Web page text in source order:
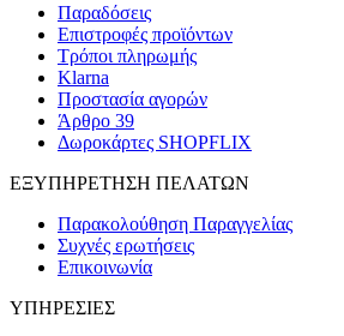
Παραδόσεις
Επιστροφές προϊόντων
Τρόποι πληρωμής
Klarna
Προστασία αγορών
Άρθρο 39
Δωροκάρτες SHOPFLIX
ΕΞΥΠΗΡΕΤΗΣΗ ΠΕΛΑΤΩΝ
Παρακολούθηση Παραγγελίας
Συχνές ερωτήσεις
Επικοινωνία
ΥΠΗΡΕΣΙΕΣ